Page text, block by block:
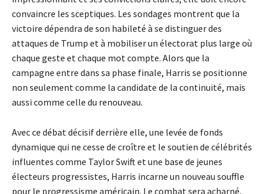
convaincre les sceptiques. Les sondages montrent que la
victoire dépendra de son habileté à se distinguer des
attaques de Trump et à mobiliser un électorat plus large où
chaque geste et chaque mot compte. Alors que la
campagne entre dans sa phase finale, Harris se positionne
non seulement comme la candidate de la continuité, mais
aussi comme celle du renouveau.
Avec ce débat décisif derrière elle, une levée de fonds
dynamique qui ne cesse de croître et le soutien de célébrités
influentes comme Taylor Swift et une base de jeunes
électeurs progressistes, Harris incarne un nouveau souffle
pour le progressisme américain. Le combat sera acharné,